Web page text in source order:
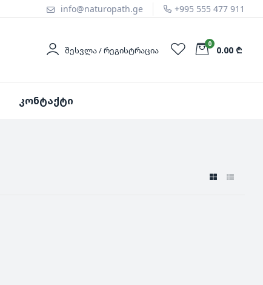
info@naturopath.ge +995 555 477 911
ᲨᲔᲡᲕᲚᲐ / ᲠᲔᲒᲘᲡᲢᲠᲐᲪᲘᲐ
0
0.00 ₾
კონტაქტი